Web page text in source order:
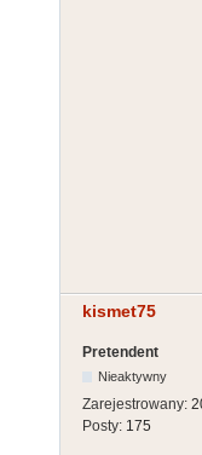
kismet75
Pretendent
Nieaktywny
Zarejestrowany:
Posty: 175